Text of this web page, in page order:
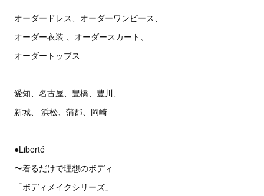
オーダードレス、オーダーワンピース、
オーダー衣装 、オーダースカート、
オーダートップス
愛知、名古屋、豊橋、豊川、
新城、 浜松、蒲郡、岡崎
●Liberté
〜着るだけで理想のボディ
「ボディメイクシリーズ」